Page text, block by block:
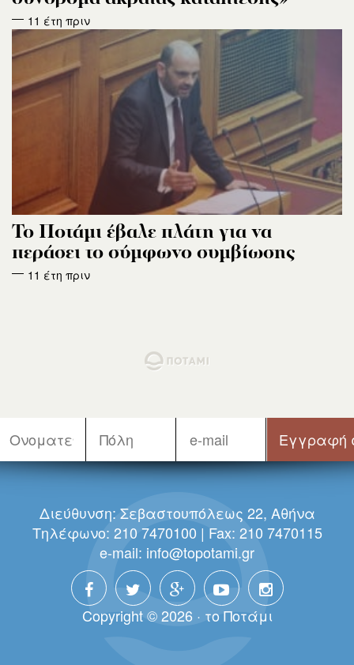
11 έτη πριν
Το Ποτάμι έβαλε πλάτη για να
περάσει το σύμφωνο συμβίωσης
11 έτη πριν
Διεύθυνση: Σεβαστουπόλεως 22, Αθήνα
Τηλέφωνο: 210 7470100 | Fax: 210 7470115
e-mail: info@topotami.gr
Copyright © 2026 · τo Πoτάμι